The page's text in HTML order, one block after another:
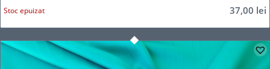
37,00 lei
Stoc epuizat